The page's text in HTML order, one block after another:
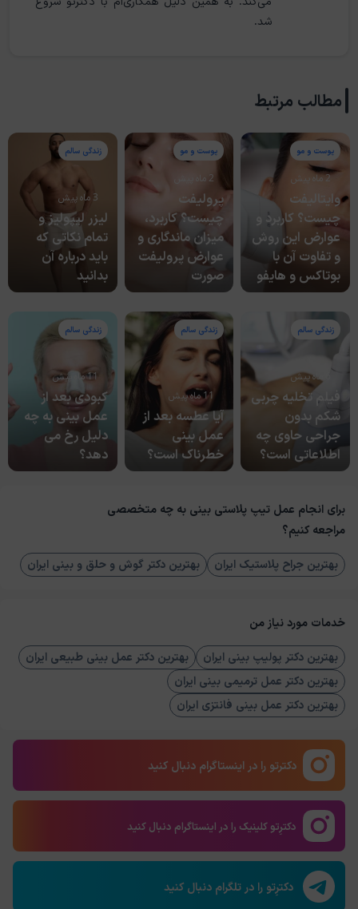
شد.
مطالب مرتبط
پوست و مو
وایتالیفت
چیست؟ کاربرد و
عوارض این روش
و تفاوت آن با
بوتاکس و هایفو
2 ماه پیش
پوست و مو
پرولیفت
چیست؟ کاربرد،
میزان ماندگاری و
عوارض پرولیفت
صورت
2 ماه پیش
زندگی سالم
لیزر لیپولیز و
تمام نکاتی که
باید درباره آن
بدانید
3 ماه پیش
زندگی سالم
فیلم تخلیه چربی
شکم بدون
جراحی حاوی چه
اطلاعاتی است؟
زندگی سالم
آیا عطسه بعد از
عمل بینی
خطرناک است؟
11 ماه پیش
زندگی سالم
کبودی بعد از
عمل بینی به چه
دلیل رخ می‌
دهد؟
11 ماه پیش
برای انجام عمل تیپ پلاستی بینی به چه متخصصی
مراجعه کنیم؟
بهترین جراح پلاستیک ایران بهترین دکتر گوش و حلق و بینی ایران
خدمات مورد نیاز من
بهترین دکتر پولیپ بینی ایران
بهترین دکتر عمل بینی طبیعی ایران
بهترین دکتر عمل ترمیمی بینی ایران
بهترین دکتر عمل بینی فانتزی ایران
دکترتو را در اینستاگرام دنبال کنید
دکترِتو کلینیک را در اینستاگرام دنبال کنید
دکترِتو را در تلگرام دنبال کنید